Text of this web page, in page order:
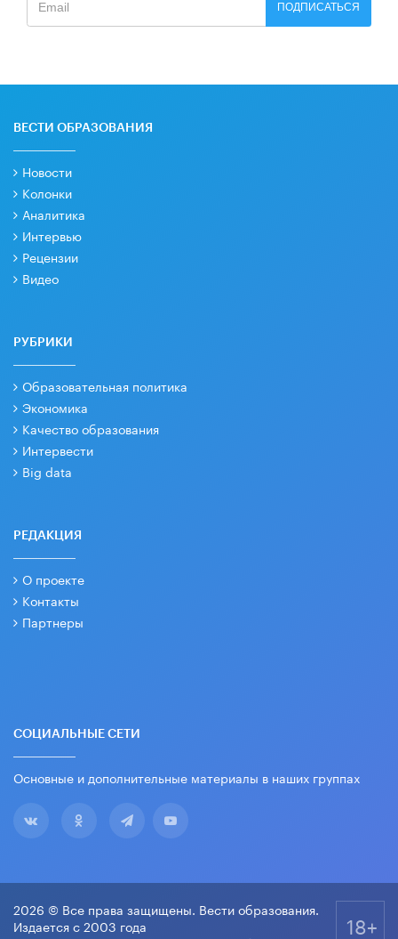
ПОДПИСАТЬСЯ
ВЕСТИ ОБРАЗОВАНИЯ
Новости
Колонки
Аналитика
Интервью
Рецензии
Видео
РУБРИКИ
Образовательная политика
Экономика
Качество образования
Интервести
Big data
РЕДАКЦИЯ
О проекте
Контакты
Партнеры
СОЦИАЛЬНЫЕ СЕТИ
Основные и дополнительные материалы в наших группах
2026 © Все права защищены. Вести образования.
Издается с 2003 года
18+